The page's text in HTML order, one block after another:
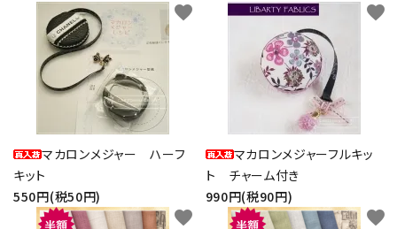
マカロンメジャー ハーフ
キット
550円(税50円)
favorite
マカロンメジャーフルキッ
ト チャーム付き
990円(税90円)
favorite
favorite favorite